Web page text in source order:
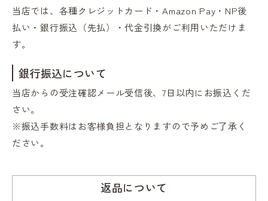
当店では、各種クレジットカード・Amazon Pay・NP後
払い・銀行振込（先払）・代金引換がご利用いただけま
す。
銀行振込について
当店からの受注確認メール受信後、7日以内にお振込くだ
さい。
※振込手数料はお客様負担となりますので予めご了承く
ださい。
返品について